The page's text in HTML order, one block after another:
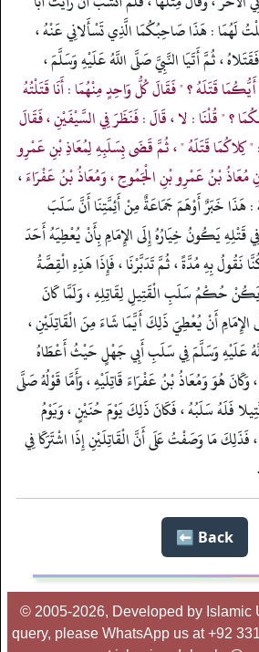
لَهُمَا : هَذَا صَاحِبُكُمَا الَّذِي تَسْأَلانِي عَنْهُ ،
، ثُمَّ أَتَيَا النَّبِيَّ صَلَّى اللَّهُ عَلَيْهِ وَسَلَّمَ ،
قَتَلَهُ ؟ " فَقَالَ كُلُّ وَاحِدٍ مِنْهُمَا : أَنَا قَتَلْتُهُ
؟ " قُلْنَا : لا ، قَالَ : فَنَظَرَ فِي السَّيْفَيْنِ ، فَقَالَ
" كِلاكُمَا قَتَلَهُ " ، ثُمَّ قَضَى بِسَلَبِهِ لِمُعَاذِ بْنِ عَمْرِو
مُعَاذُ بْنُ عَمْرِو بْنِ الْجَمُوحِ ، وَمُعَاذُ بْنُ عَفْرَاءَ،
: هَذَا خَبَرٌ أَوْهَمَ جَمَاعَةٌ مِنْ أَئِمَّتِنَا أَنَّ سَلَبَ
قَتْلِهِ يَكُونُ خِيَارُهُ إِلَى الإِمَامِ بِأَنْ يُعْطِيَهُ أَحَدَ
نَقُولُ بِهِ مُدَّةً ، ثُمَّ تَدَبَّرْنَا ، فَإِذَا هَذِهِ الْقِصَّةُ
حُكْمُ سَلَبِ الْقَتِيلِ لِقَاتِلِهِ ، وَلَمَّا كَانَ
أَنْ يُعْطِيَ ذَلِكَ أَيَّمَا شَاءَ مِنَ الْقَاتِلَيْنِ ،
عَلَيْهِ وَسَلَّمَ فِي سَلَبِ أَبِي جَهْلٍ حَيْثُ أَعْطَاهُ
هُوَ وَمُعَاذُ بْنُ عَفْرَاءَ قَاتِلَيْهِ ، وَأَمَّا قَوْلُهُ صَلَّى
فَلَهُ سَلَبُهُ ، فَكَانَ ذَلِكَ يَوْمَ حُنَيْنٍ ، وَيَوْمُ
مَا وَصَفْتُ عَلَى أَنَّ الْقَاتِلَيْنِ إِذَا اشْتَرَكَا فِي
Back ⬅️
© 2005-2026, Developed by Islamic
query, please WhatsApp us at +92